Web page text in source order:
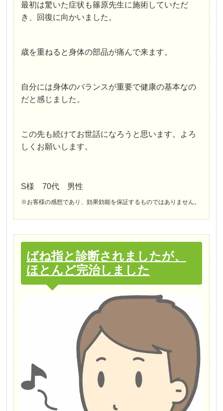
最初は驚いた症状も篠原先生に施術していただ
き、回復に向かいました。
歳を重ねると身体の部品が痛んで来ます。
自分には身体のバランスが重要で健康の基本なの
だと感じました。
この先も続けてお世話になろうと思います。よろ
しくお願いします。
S様 70代 男性
※お客様の感想であり、効果効能を保証するものではありません。
ばね指と診断されましたが、
ほとんど完治しました